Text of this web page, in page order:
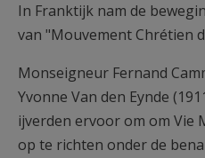
In Franktijk nam de
van "Mouvement Chrétien
Monseigneur Fernand
Yvonne Van den Eynde
ijverden ervoor om om Vie
op te richten onder de